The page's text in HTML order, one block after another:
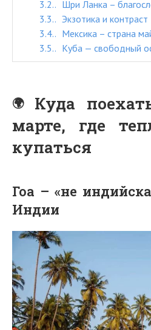
3.2.
Шри Ланка –
3.3.
Экзотика и
3.4.
Мексика – страна
3.5.
Куба — свободный
Куда
марте, где
купаться
Гоа – «не
Индии